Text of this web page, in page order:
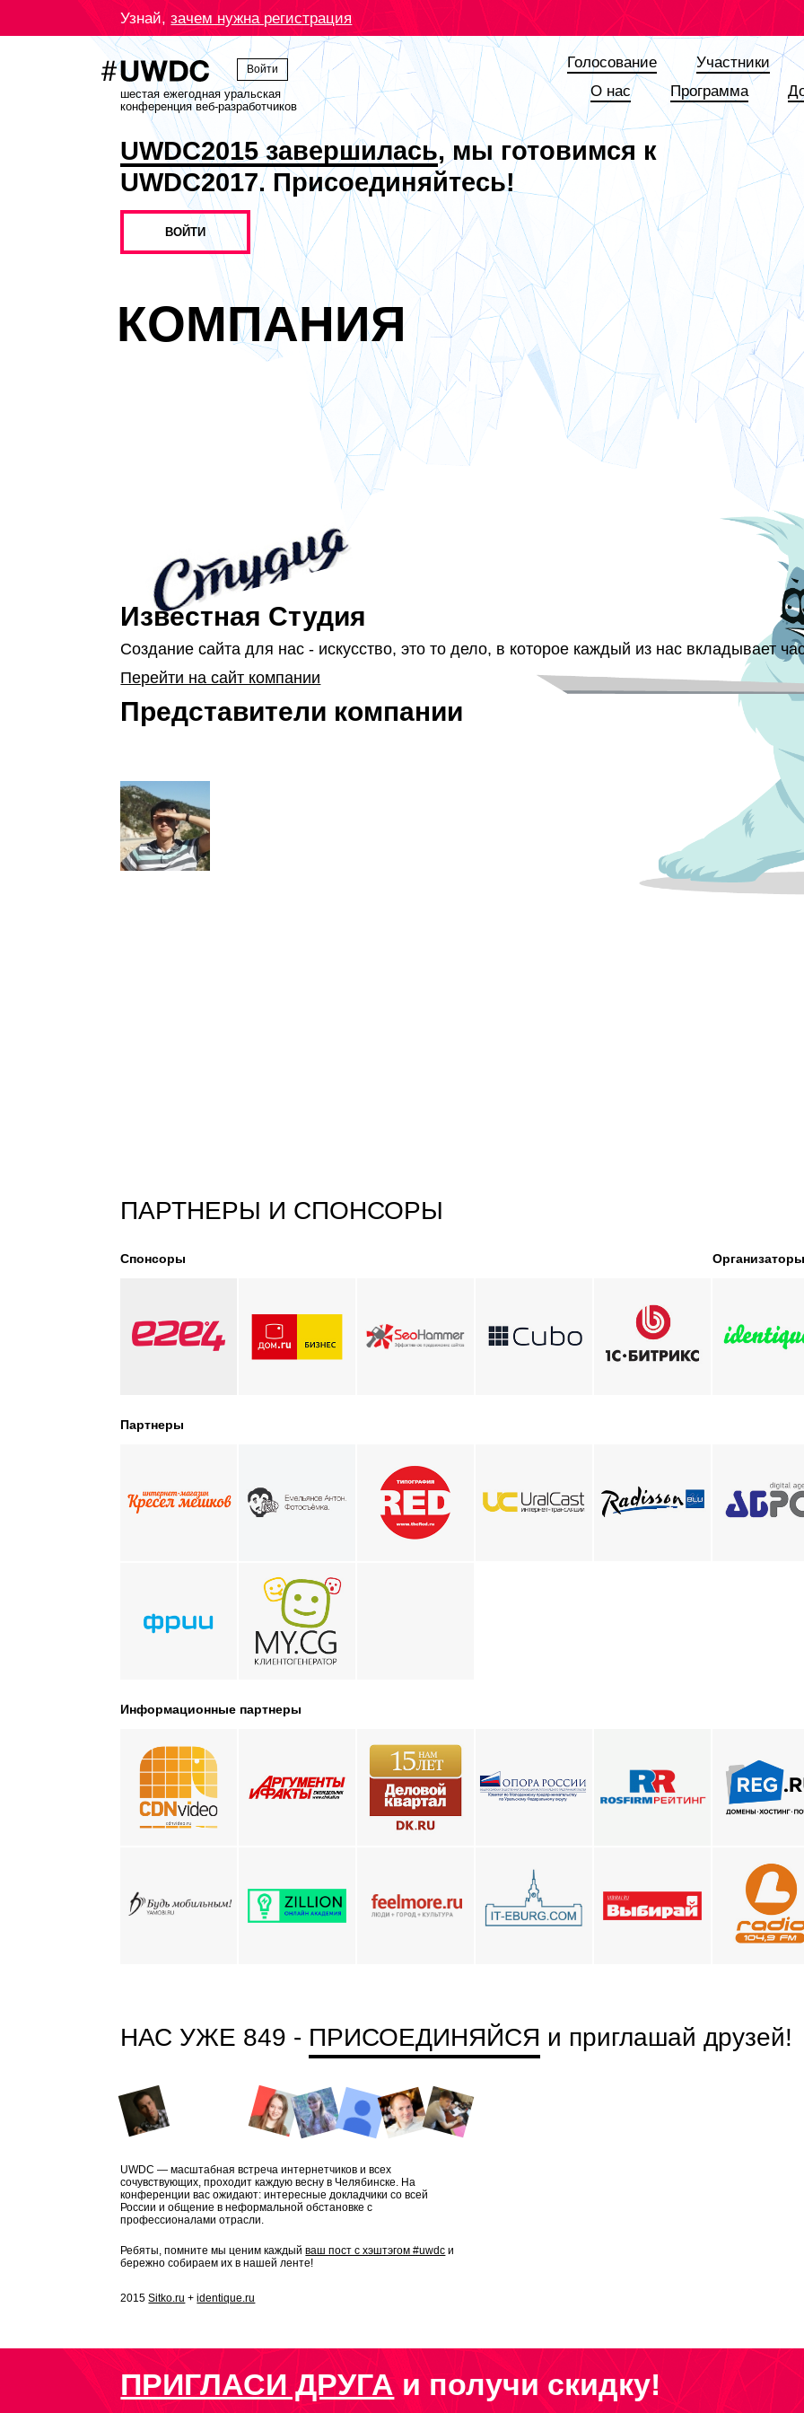
Узнай,зачем нужна регистрация
Войти
шестая ежегодная уральская
конференция веб-разработчиков
Голосование
Участники
О наc
Программа
UWDC2015 завершилась, мы готовимся к
UWDC2017. Присоединяйтесь!
ВОЙТИ
КОМПАНИЯ
Известная Студия
Создание сайта для нас - искусство, это то дело, в которое каждый из нас вкладывает
Перейти на сайт компании
Представители компании
ПАРТНЕРЫ И СПОНСОРЫ
Спонсоры
Партнеры
Информационные партнеры
НАС УЖЕ 849 - ПРИСОЕДИНЯЙСЯ и приглашай друзей!
UWDC — масштабная встреча интернетчиков и всех
сочувствующих, проходит каждую весну в Челябинске. На
конференции вас ожидают: интересные докладчики со всей
России и общение в неформальной обстановке с
профессионалами отрасли.
Ребяты, помните мы ценим каждыйваш пост с хэштэгом #uwdc и
бережно собираем их в нашей ленте!
2015Sitko.ru +identique.ru
ПРИГЛАСИ ДРУГА и получи скидку!